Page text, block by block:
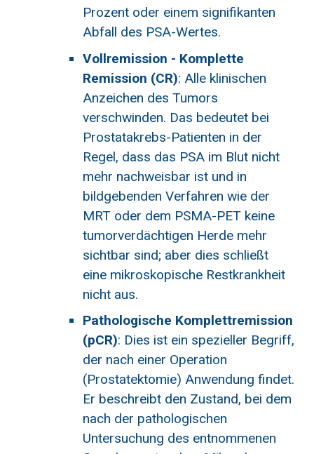
Prozent oder einem signifikanten
Abfall des PSA-Wertes.
Vollremission - Komplette
Remission (CR): Alle klinischen
Anzeichen des Tumors
verschwinden. Das bedeutet bei
Prostatakrebs-Patienten in der
Regel, dass das PSA im Blut nicht
mehr nachweisbar ist und in
bildgebenden Verfahren wie der
MRT oder dem PSMA-PET keine
tumorverdächtigen Herde mehr
sichtbar sind; aber dies schließt
eine mikroskopische Restkrankheit
nicht aus.
Pathologische Komplettremission
(pCR): Dies ist ein spezieller Begriff,
der nach einer Operation
(Prostatektomie) Anwendung findet.
Er beschreibt den Zustand, bei dem
nach der pathologischen
Untersuchung des entnommenen